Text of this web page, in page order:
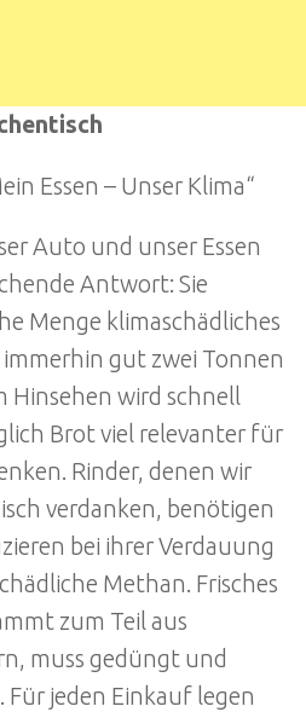
Essen – Unser Klima“
Auto und unser Essen
Antwort: Sie
Menge klimaschädliches
immerhin gut zwei Tonnen
Hinsehen wird schnell
Brot viel relevanter für
Rinder, denen wir
verdanken, benötigen
bei ihrer Verdauung
Methan. Frisches
zum Teil aus
muss gedüngt und
jeden Einkauf legen